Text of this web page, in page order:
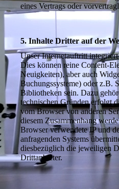
eines Vertrags oder
5. Inhalte Dritter auf der
Unser Internetauftritt
Dies können reine Content-
Neuigkeiten), aber auch
Buchungssysteme) oder z.B.
Bibliotheken sein. Dazu
technischen Gründen erfolgt
vom Browser von anderen
diesem Zusammenhang
Browser verwendete IP und
anfragenden Systems
diesbezüglich die jeweiligen
Drittanbieter.